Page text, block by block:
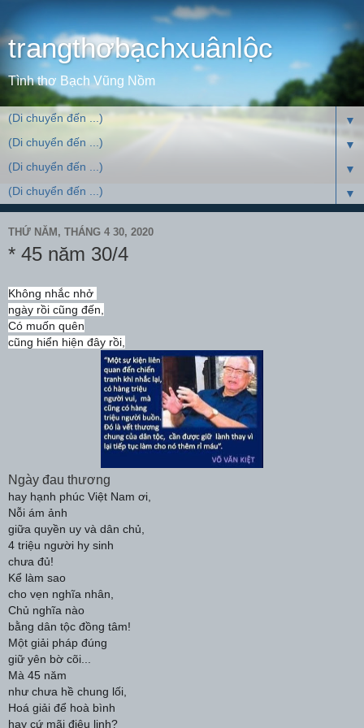
trangthơbạchxuânlộc
Tình thơ Bạch Vũng Nồm
▼
▼
▼
▼
THỨ NĂM, THÁNG 4 30, 2020
* 45 năm 30/4
Không nhắc nhở
ngày rồi cũng đến,
Có muốn quên
cũng hiển hiện đây rồi,
Ngày đau thương
hay hạnh phúc Việt Nam ơi,
Nỗi ám ảnh
giữa quyền uy và dân chủ,
4 triệu người hy sinh
chưa đủ!
Kể làm sao
cho vẹn nghĩa nhân,
Chủ nghĩa nào
bằng dân tộc đồng tâm!
Một giải pháp đúng
giữ yên bờ cõi...
Mà 45 năm
như chưa hề chung lối,
Hoá giải để hoà bình
hay cứ mãi điêu linh?